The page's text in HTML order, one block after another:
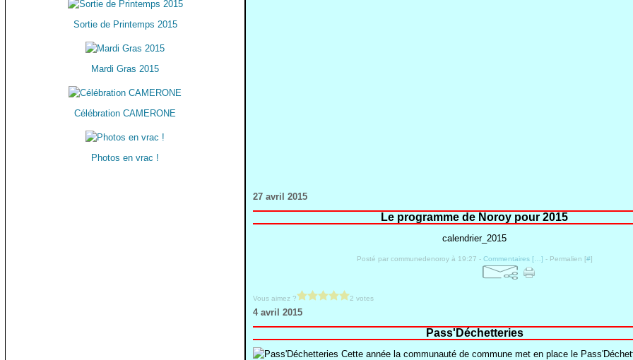
Sortie de Printemps 2015
Mardi Gras 2015
Célébration CAMERONE
Photos en vrac !
27 avril 2015
Le programme de Noroy pour 2015
calendrier_2015
Posté par communedenoroy à 19:27 - Commentaires [… ] - Permalien [#]
Vous aimez ? 2 votes
4 avril 2015
Pass'Déchetteries
Cette année la communauté de commune met en place le